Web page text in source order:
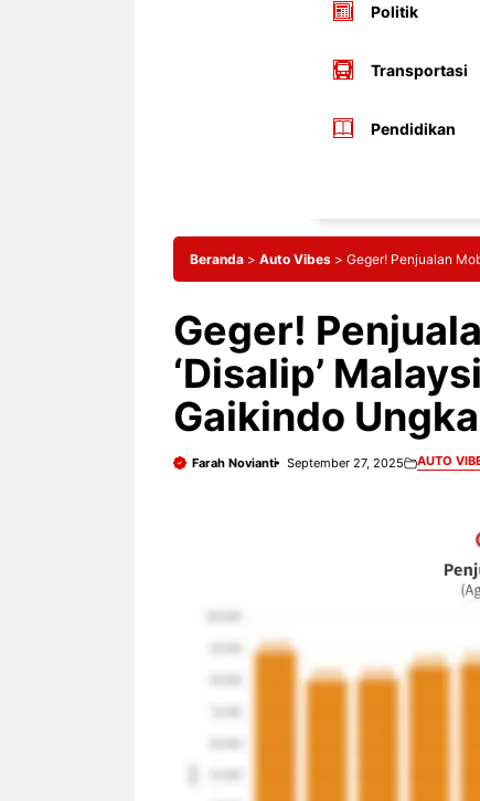
Politik
Transportasi
Pendidikan
Beranda > Auto Vibes > Geger! Penjualan
Geger!
‘Disalip’
Gaikindo
Farah Novianti September 27, 2025 AUTO
nama besar di dunia hiburan,
Prasetyo, kini merambah dunia
NEWS
Menyambut
Kakkoii All
menghadirkan